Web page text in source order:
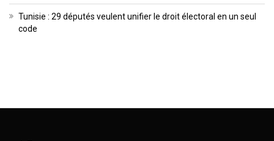
Tunisie : 29 députés veulent unifier le droit électoral en un seul
code